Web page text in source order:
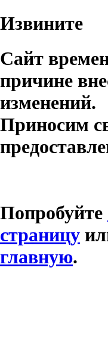
Извините
Сайт
причине
изменений.
Приносим
Попробуйте
страницу
главную.